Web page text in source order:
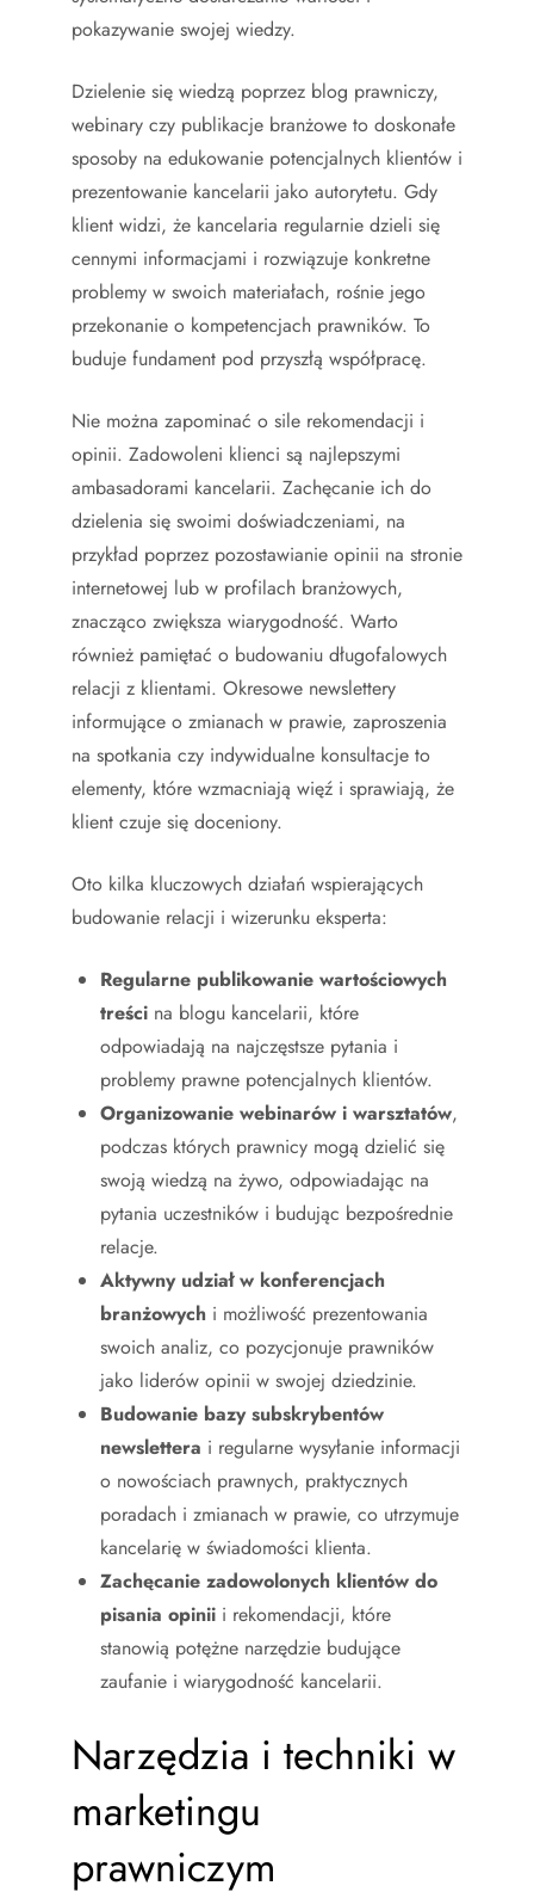
pokazywanie swojej wiedzy.
Dzielenie się wiedzą poprzez blog prawniczy,
webinary czy publikacje branżowe to doskonałe
sposoby na edukowanie potencjalnych klientów i
prezentowanie kancelarii jako autorytetu. Gdy
klient widzi, że kancelaria regularnie dzieli się
cennymi informacjami i rozwiązuje konkretne
problemy w swoich materiałach, rośnie jego
przekonanie o kompetencjach prawników. To
buduje fundament pod przyszłą współpracę.
Nie można zapominać o sile rekomendacji i
opinii. Zadowoleni klienci są najlepszymi
ambasadorami kancelarii. Zachęcanie ich do
dzielenia się swoimi doświadczeniami, na
przykład poprzez pozostawianie opinii na stronie
internetowej lub w profilach branżowych,
znacząco zwiększa wiarygodność. Warto
również pamiętać o budowaniu długofalowych
relacji z klientami. Okresowe newslettery
informujące o zmianach w prawie, zaproszenia
na spotkania czy indywidualne konsultacje to
elementy, które wzmacniają więź i sprawiają, że
klient czuje się doceniony.
Oto kilka kluczowych działań wspierających
budowanie relacji i wizerunku eksperta:
Regularne publikowanie wartościowych
treści na blogu kancelarii, które
odpowiadają na najczęstsze pytania i
problemy prawne potencjalnych klientów.
Organizowanie webinarów i warsztatów,
podczas których prawnicy mogą dzielić się
swoją wiedzą na żywo, odpowiadając na
pytania uczestników i budując bezpośrednie
relacje.
Aktywny udział w konferencjach
branżowych i możliwość prezentowania
swoich analiz, co pozycjonuje prawników
jako liderów opinii w swojej dziedzinie.
Budowanie bazy subskrybentów
newslettera i regularne wysyłanie informacji
o nowościach prawnych, praktycznych
poradach i zmianach w prawie, co utrzymuje
kancelarię w świadomości klienta.
Zachęcanie zadowolonych klientów do
pisania opinii i rekomendacji, które
stanowią potężne narzędzie budujące
zaufanie i wiarygodność kancelarii.
Narzędzia i techniki w
marketingu
prawniczym